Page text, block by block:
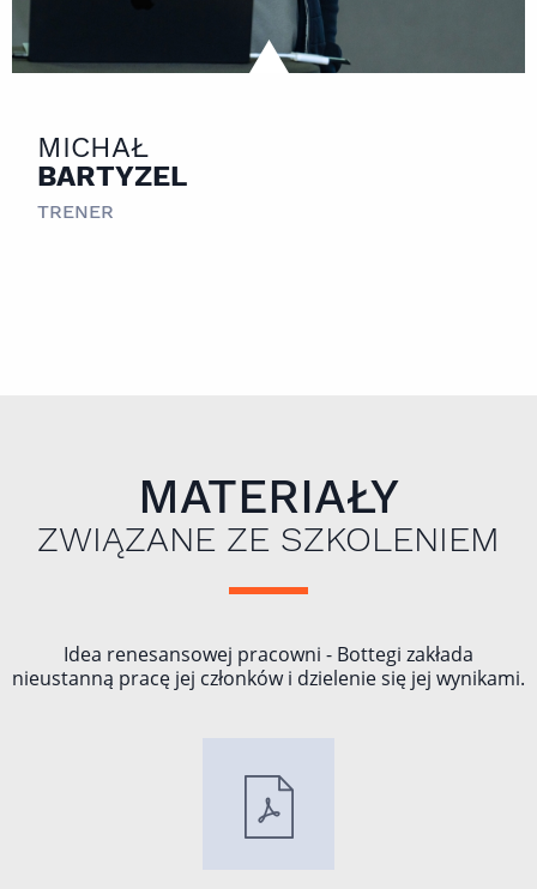
MICHAŁ
BARTYZEL
TRENER
MATERIAŁY
ZWIĄZANE ZE SZKOLENIEM
Idea renesansowej pracowni - Bottegi zakłada
nieustanną pracę jej członków i dzielenie się jej wynikami.